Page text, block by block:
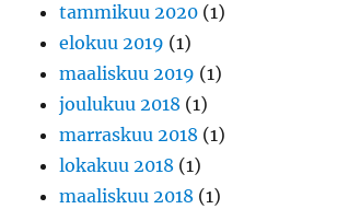
tammikuu 2020 (1)
elokuu 2019 (1)
maaliskuu 2019 (1)
joulukuu 2018 (1)
marraskuu 2018 (1)
lokakuu 2018 (1)
maaliskuu 2018 (1)